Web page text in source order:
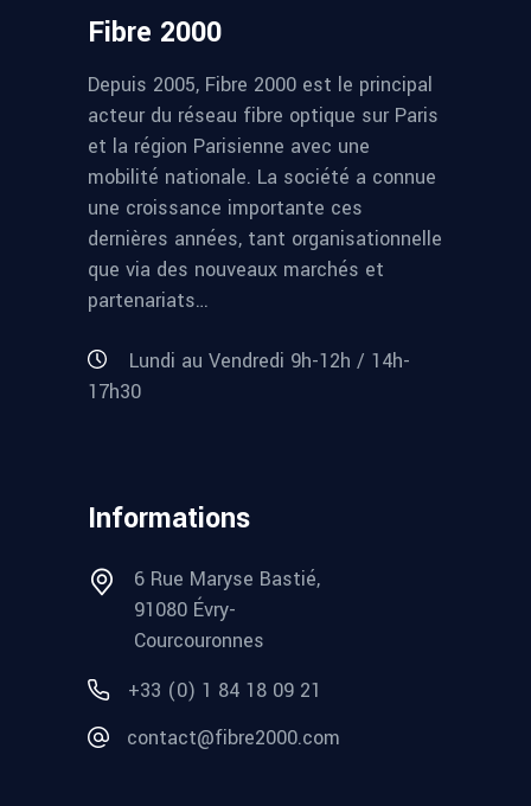
Fibre 2000
Depuis 2005, Fibre 2000 est le principal
acteur du réseau fibre optique sur Paris
et la région Parisienne avec une
mobilité nationale. La société a connue
une croissance importante ces
dernières années, tant organisationnelle
que via des nouveaux marchés et
partenariats…
Lundi au Vendredi 9h-12h / 14h-
17h30
Informations
6 Rue Maryse Bastié,
91080 Évry-
Courcouronnes
+33 (0) 1 84 18 09 21
contact@fibre2000.com